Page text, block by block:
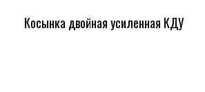
Косынка двойная усиленная КДУ